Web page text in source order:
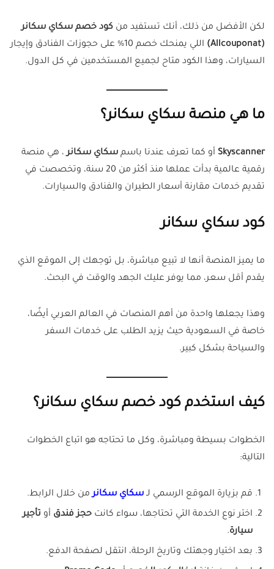
لكن الأفضل من ذلك، أنك تستفيد من كود خصم سكاي سكانر
(Allcouponat)
اللي يمنحك خصم 10% على حجوزات الفنادق وإيجار
السيارات، وهذا الكود متاح لجميع المستخدمين في كل الدول.
ما هي منصة سكاي سكانر؟
Skyscanner أو كما تعرف عندنا باسم سكاي سكانر، هي منصة
رقمية عالمية بدأت عملها منذ أكثر من 20 سنة، وتخصصت في
تقديم خدمات مقارنة أسعار الطيران والفنادق والسيارات.
كود سكاي سكانر
ما يميز المنصة أنها لا تبيع مباشرة، بل توجهك إلى الموقع الذي
يقدم أقل سعر، مما يوفر عليك الجهد والوقت في البحث.
وهذا يجعلها واحدة من أهم المنصات في العالم العربي أيضًا،
خاصة في السعودية حيث يزيد الطلب على خدمات السفر
والسياحة بشكل كبير.
كيف استخدم كود خصم سكاي سكانر؟
الخطوات بسيطة ومباشرة، وكل ما تحتاجه هو اتباع الخطوات
التالية:
قم بزيارة الموقع الرسمي لـسكاي سكانر من خلال الرابط.
اختر نوع الخدمة التي تحتاجها، سواء كانت حجز فندق أو تأجير
سيارة.
بعد اختيار وجهتك وتاريخ الرحلة، انتقل لصفحة الدفع.